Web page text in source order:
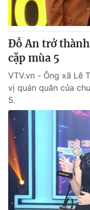
Giấy phép hoạt động
cấp ngày 29/12/2023
Tổng Biên tập:Vũ
Phó Tổng Biên tập:
Nguyễn Trọng Ninh
Ðiện thoại Thời báo VTV:
Email:
Liên hệ quảng cáo:
Đỗ An trở
cặp mùa 5
VTV.vn - Ông xã Lê
vị quán quân của
5.